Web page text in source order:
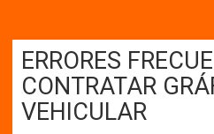
ERRORES
CONTRATAR
VEHICULAR